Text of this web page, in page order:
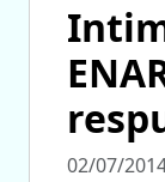
02/07/